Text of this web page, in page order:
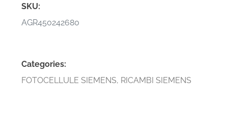
SKU:
AGR450242680
Categories:
FOTOCELLULE SIEMENS, RICAMBI SIEMENS